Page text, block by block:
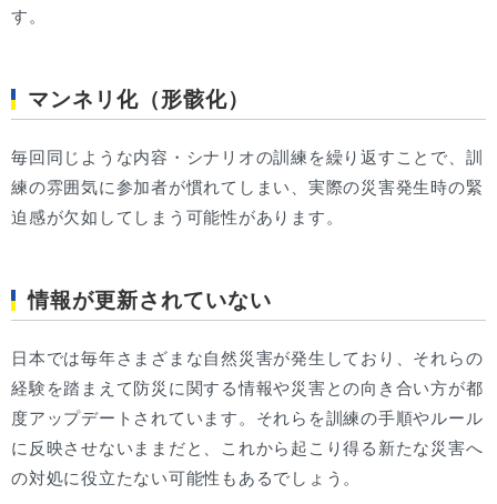
す。
マンネリ化（形骸化）
毎回同じような内容・シナリオの訓練を繰り返すことで、訓
練の雰囲気に参加者が慣れてしまい、実際の災害発生時の緊
迫感が欠如してしまう可能性があります。
情報が更新されていない
日本では毎年さまざまな自然災害が発生しており、それらの
経験を踏まえて防災に関する情報や災害との向き合い方が都
度アップデートされています。それらを訓練の手順やルール
に反映させないままだと、これから起こり得る新たな災害へ
の対処に役立たない可能性もあるでしょう。